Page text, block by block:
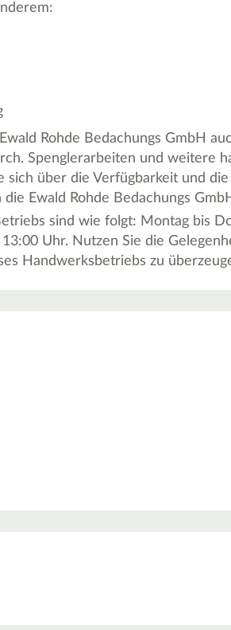
Rohde Bedachungs GmbH
Spenglerarbeiten und weitere
sich über die Verfügbarkeit und
Ewald Rohde Bedachungs
sind wie folgt: Montag bis
Uhr. Nutzen Sie die
Handwerksbetriebs zu